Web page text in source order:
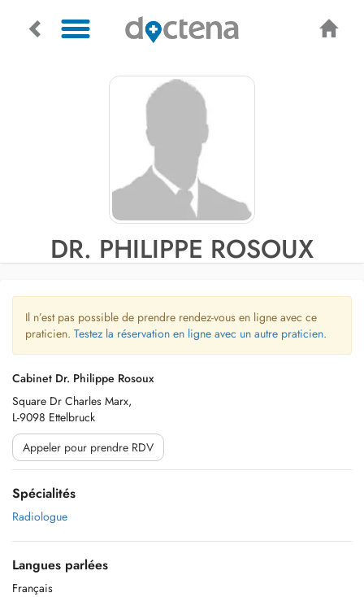
DR. PHILIPPE ROSOUX
Il n’est pas possible de prendre rendez-vous en ligne avec ce
praticien. Testez la réservation en ligne avec un autre praticien.
Cabinet Dr. Philippe Rosoux
Square Dr Charles Marx,
L-9098 Ettelbruck
Appeler pour prendre RDV
Spécialités
Radiologue
Langues parlées
Français